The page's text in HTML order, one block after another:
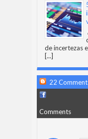
de incertezas
[...]
22
Comments